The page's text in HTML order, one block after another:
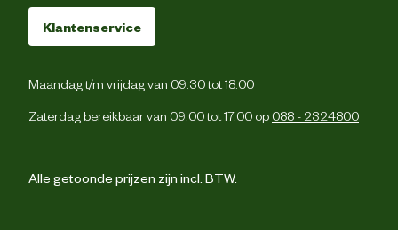
Klantenservice
Maandag t/m vrijdag van 09:30 tot 18:00
Zaterdag bereikbaar van 09:00 tot 17:00 op 088 - 2324800
Alle getoonde prijzen zijn incl. BTW.